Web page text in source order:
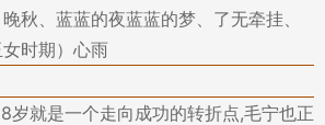
秋、蓝蓝的夜蓝蓝的梦、了无牵挂、
时期）心雨
岁就是一个走向成功的转折点,毛宁也正